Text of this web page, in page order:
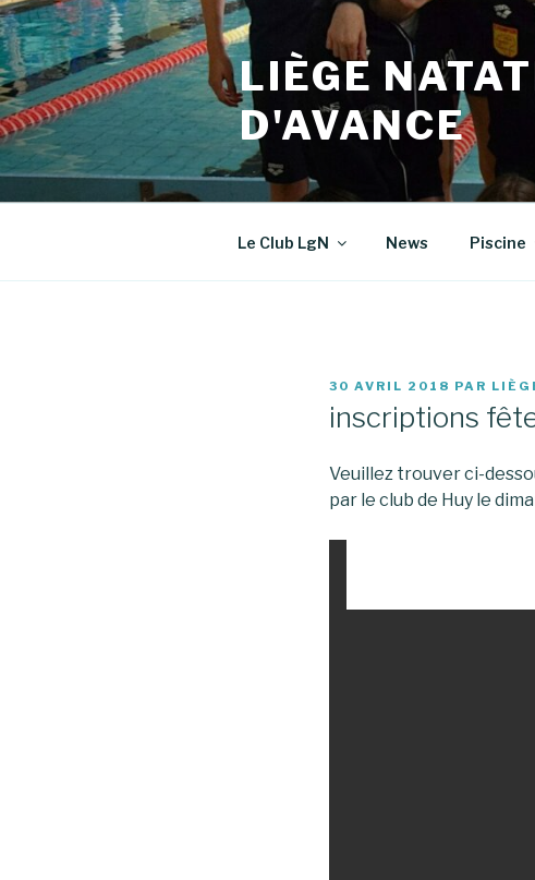
Aller
au
contenu
principal
LIÈGE
D'AVANCE
Le Club LgN News Piscine
PUBLIÉ
30 AVRIL 2018 PAR
inscriptions
Veuillez trouver ci-
par le club de Huy le